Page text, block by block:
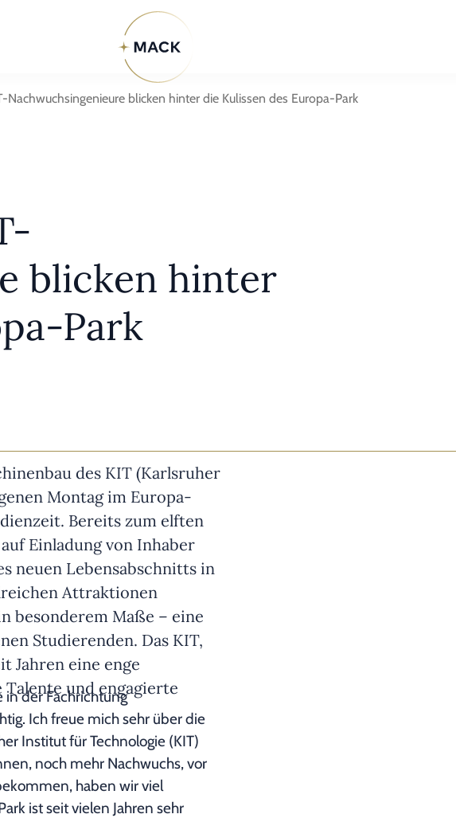
Nachwuchsingenieure blicken hinter die Kulissen des Europa-Park
blicken hinter
Park
des KIT (Karlsruher
Montag im Europa-
Bereits zum elften
Einladung von Inhaber
neuen Lebensabschnitts in
Attraktionen
besonderem Maße – eine
Studierenden. Das KIT,
Jahren eine enge
Talente und engagierte
in der Fachrichtung
Ich freue mich sehr über die
Institut für Technologie (KIT)
noch mehr Nachwuchs, vor
haben wir viel
ist seit vielen Jahren sehr